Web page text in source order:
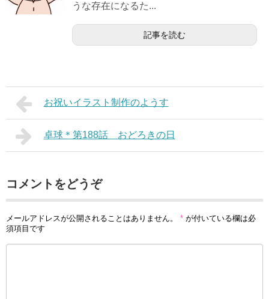
うな存在になるた...
記事を読む
お祝いイラスト制作のようす
卓球＊第188話 おどろきの日
コメントをどうぞ
メールアドレスが公開されることはありません。 * が付いている欄は必
須項目です